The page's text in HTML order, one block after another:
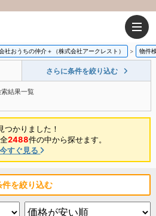
おうちの仲介＋（株式会社アークレスト） 物件
さらに条件を絞り込む
結果一覧
つかりました！
2488件の中から探せます。
今すぐ見る
件を絞り込む